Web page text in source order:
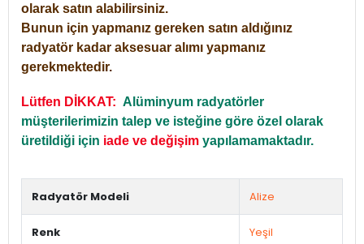
olarak satın alabilirsiniz.
Bunun için yapmanız gereken satın aldığınız
radyatör kadar aksesuar alımı yapmanız
gerekmektedir.
Lütfen DİKKAT: Alüminyum radyatörler
müşterilerimizin talep ve isteğine göre özel olarak
üretildiği için iade ve değişim yapılamamaktadır.
Radyatör Modeli Alize
Renk Yeşil